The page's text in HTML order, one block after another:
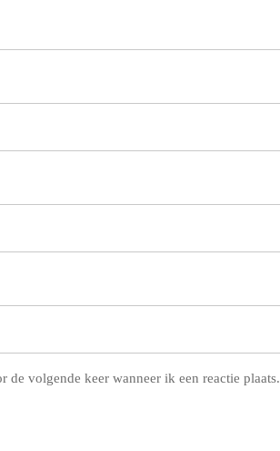
de volgende keer wanneer ik een reactie plaats.